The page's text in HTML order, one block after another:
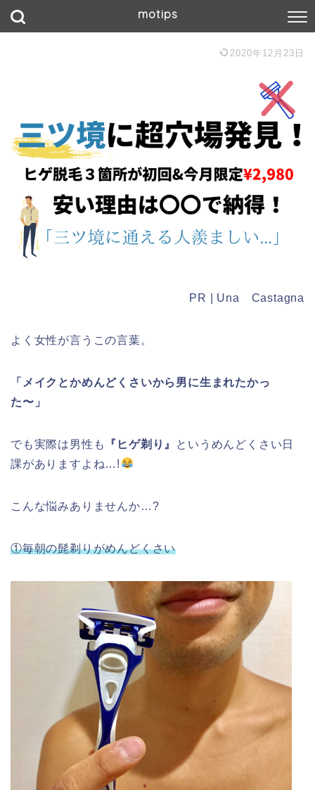
motips
2020年12月23日
PR | Una Castagna
よく女性が言うこの言葉。
「メイクとかめんどくさいから男に生まれたかっ
た〜」
でも実際は男性も 『ヒゲ剃り』
というめんどくさい日
課がありますよね…!
こんな悩みありませんか…?
①毎朝の髭剃りがめんどくさい